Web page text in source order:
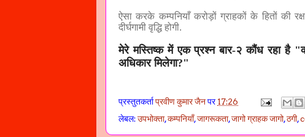
ऐसा करके कम्पनियाँ करोड़ों ग्राहकों के हितों की
दीर्घगामी वृद्धि होगी.
मेरे मस्तिष्क में एक प्रश्न बार-२ कौंध रहा है
अधिकार मिलेगा?"
प्रस्तुतकर्ताप्रवीण कुमार जैनपर17:26
लेबल:उपभोक्ता,कम्पनियाँ,जागरूकता,जागो ग्राहक जागो,ठगी,